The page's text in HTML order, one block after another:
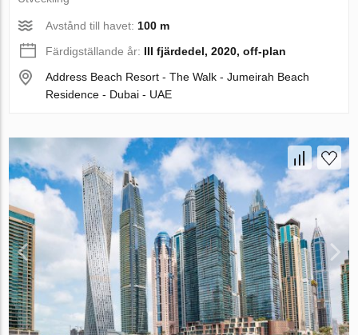
Avstånd till havet: 100 m
Färdigställande år: III fjärdedel, 2020, off-plan
Address Beach Resort - The Walk - Jumeirah Beach
Residence - Dubai - UAE